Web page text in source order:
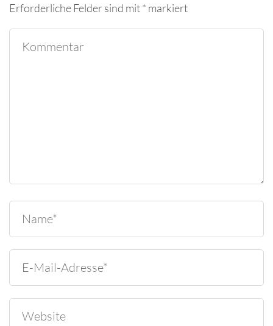
Erforderliche Felder sind mit* markiert